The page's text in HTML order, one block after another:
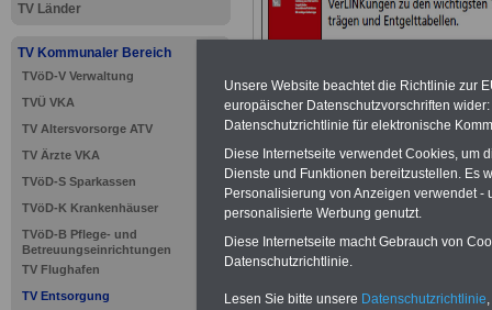
TV Länder
TV Kommunaler Bereich
TVöD-V Verwaltung
TVÜ VKA
TV Altersvorsorge ATV
TV Ärzte VKA
TVöD-S Sparkassen
TVöD-K Krankenhäuser
TVöD-B Pflege- und
Betreuungseinrichtungen
TV Flughafen
TV Entsorgung
>>>zur
Entsorgung
Unsere Website beachtet die Richtlinie zur
europäischer Datenschutzvorschriften
Datenschutzrichtlinie für elektronische
Diese Internetseite verwendet Cookies, um
Dienste und Funktionen bereitzustellen. Es
Personalisierung von Anzeigen verwendet
personalisierte Werbung genutzt.
Diese Internetseite macht Gebrauch von
Datenschutzrichtlinie.
Lesen Sie bitte unsere Datenschutzrichtlinie